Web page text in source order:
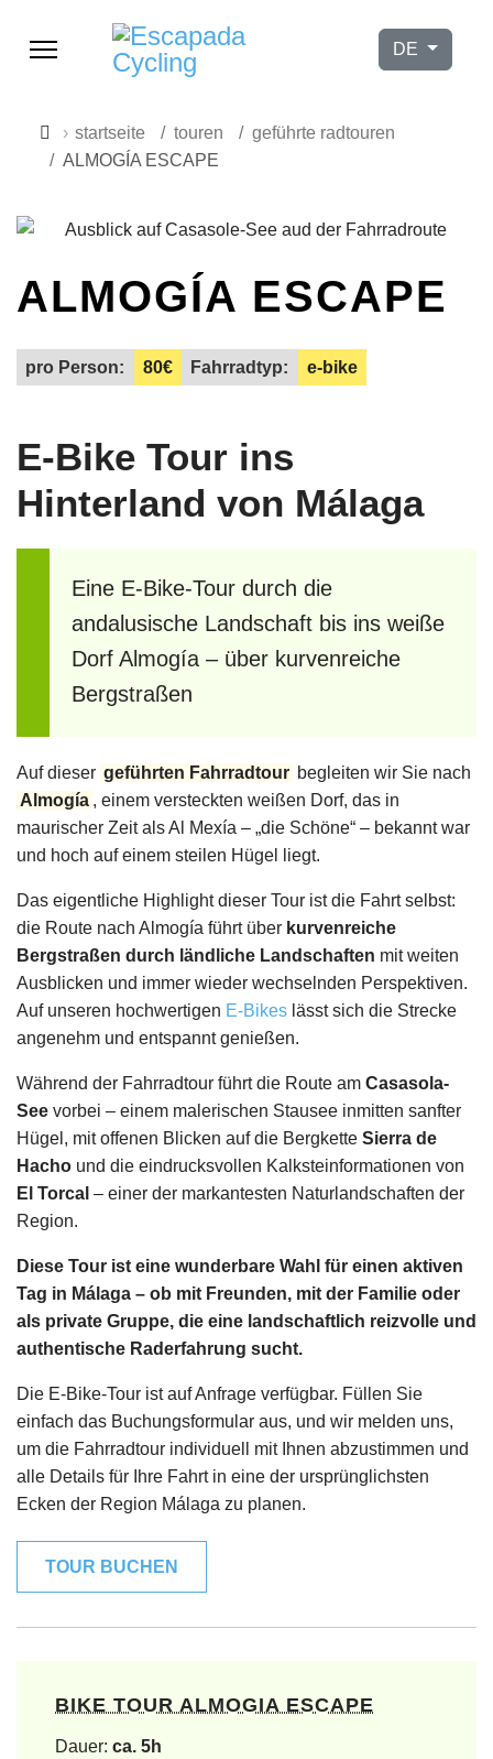
Sprache
DE
startseite touren
geführte radtouren
ALMOGÍA ESCAPE
ALMOGÍA ESCAPE
pro Person: 80€ Fahrradtyp: e-bike
E-Bike Tour ins
Hinterland von Málaga
Eine E-Bike-Tour durch die
andalusische Landschaft bis ins weiße
Dorf Almogía – über kurvenreiche
Bergstraßen
Auf dieser geführten Fahrradtour begleiten wir Sie nach
Almogía , einem versteckten weißen Dorf, das in
maurischer Zeit als Al Mexía – „die Schöne“ – bekannt war
und hoch auf einem steilen Hügel liegt.
Das eigentliche Highlight dieser Tour ist die Fahrt selbst:
die Route nach Almogía führt über kurvenreiche
Bergstraßen durch ländliche Landschaften mit weiten
Ausblicken und immer wieder wechselnden Perspektiven.
Auf unseren hochwertigen E-Bikes lässt sich die Strecke
angenehm und entspannt genießen.
Während der Fahrradtour führt die Route am Casasola-
See vorbei – einem malerischen Stausee inmitten sanfter
Hügel, mit offenen Blicken auf die Bergkette Sierra de
Hacho und die eindrucksvollen Kalksteinformationen von
El Torcal – einer der markantesten Naturlandschaften der
Region.
Diese Tour ist eine wunderbare Wahl für einen aktiven
Tag in Málaga – ob mit Freunden, mit der Familie oder
als private Gruppe, die eine landschaftlich reizvolle und
authentische Raderfahrung sucht.
Die E-Bike-Tour ist auf Anfrage verfügbar. Füllen Sie
einfach das Buchungsformular aus, und wir melden uns,
um die Fahrradtour individuell mit Ihnen abzustimmen und
alle Details für Ihre Fahrt in eine der ursprünglichsten
Ecken der Region Málaga zu planen.
TOUR BUCHEN
BIKE TOUR ALMOGIA ESCAPE
Dauer: ca. 5h